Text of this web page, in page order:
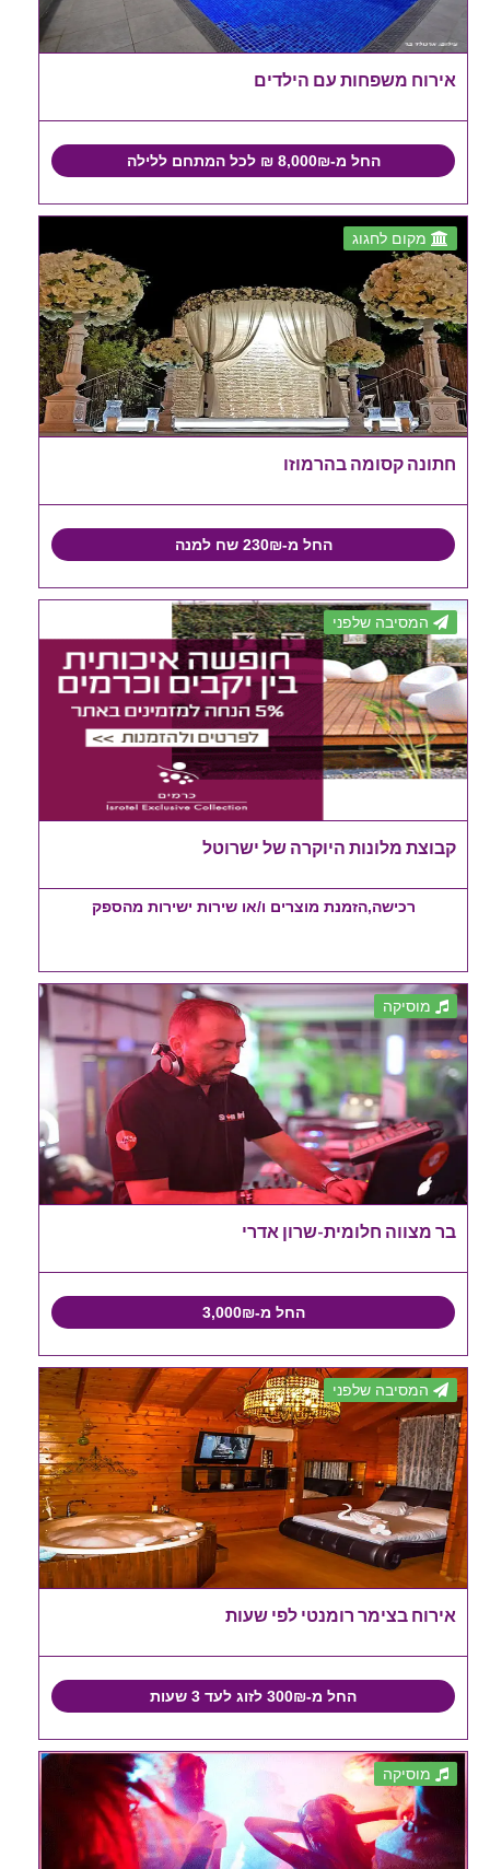
אירוח משפחות עם הילדים
החל מ-8,000₪ ₪ לכל המתחם ללילה
מקום לחגוג
חתונה קסומה בהרמוזו
החל מ-230₪ שח למנה
המסיבה שלפני
קבוצת מלונות היוקרה של ישרוטל
רכישה,הזמנת מוצרים ו/או שירות ישירות מהספק
מוסיקה
בר מצווה חלומית-שרון אדרי
החל מ-3,000₪
המסיבה שלפני
אירוח בצימר רומנטי לפי שעות
החל מ-300₪ לזוג לעד 3 שעות
מוסיקה